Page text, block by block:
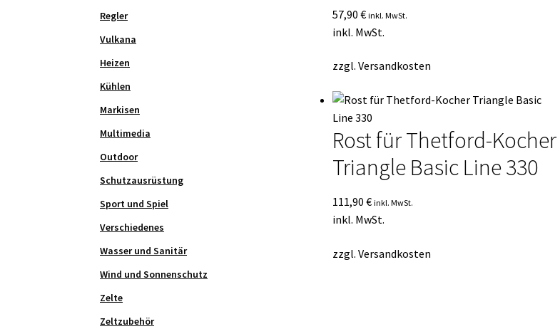
57,90 € inkl. MwSt.
inkl. MwSt.
zzgl. Versandkosten
Rost für Thetford-Kocher
Triangle Basic Line 330
111,90 € inkl. MwSt.
inkl. MwSt.
zzgl. Versandkosten
Regler
Vulkana
Heizen
Kühlen
Markisen
Multimedia
Outdoor
Schutzausrüstung
Sport und Spiel
Verschiedenes
Wasser und Sanitär
Wind und Sonnenschutz
Zelte
Zeltzubehör